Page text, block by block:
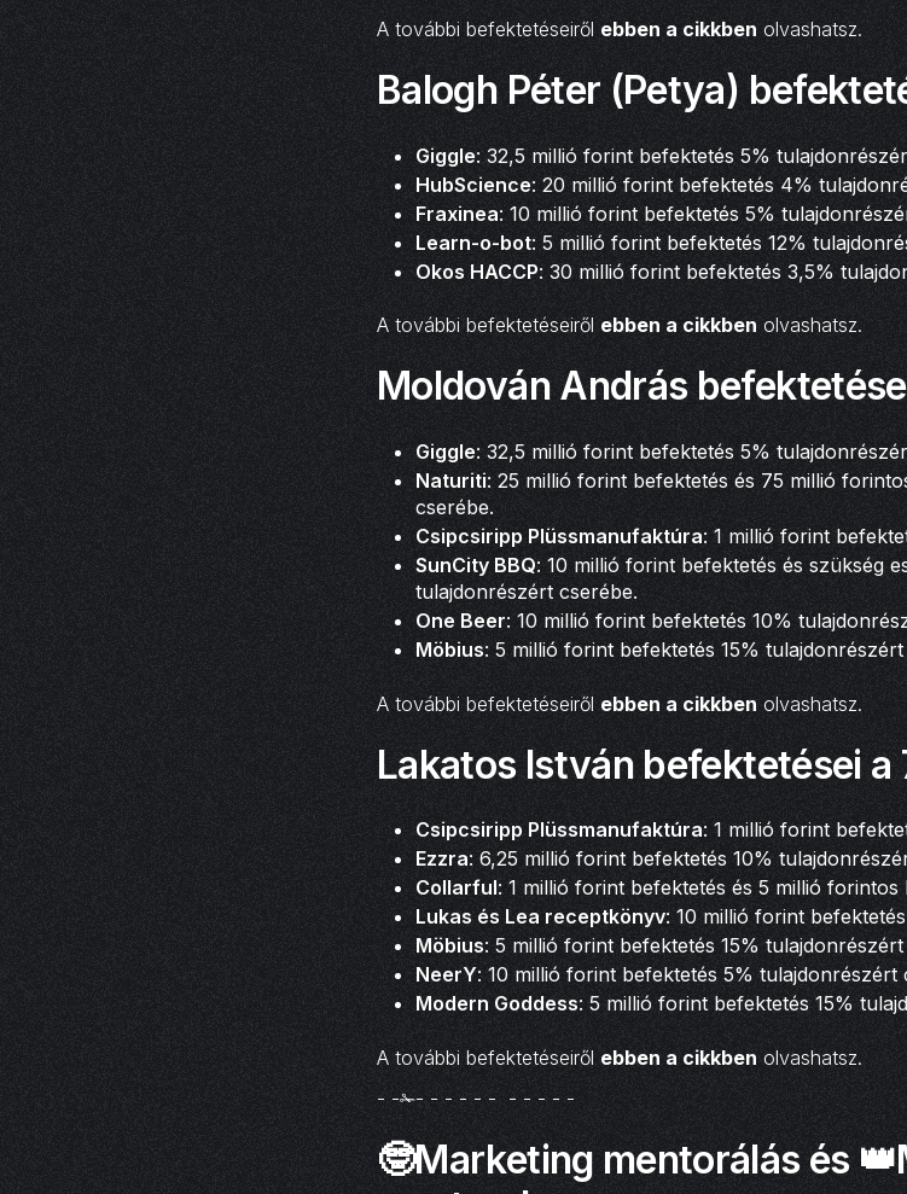
A további befektetéseiről ebben a cikkben olvashatsz.
Balogh Péter (Petya)
Giggle: 32,5 millió forint befektetés 5%
HubScience: 20 millió forint befektetés 4%
Fraxinea: 10 millió forint befektetés 5%
Learn-o-bot: 5 millió forint befektetés 12%
Okos HACCP: 30 millió forint befektetés 3,5%
A további befektetéseiről ebben a cikkben olvashatsz.
Moldován András
Giggle: 32,5 millió forint befektetés 5%
Naturiti: 25 millió forint befektetés és 75 millió
cserébe.
Csipcsiripp Plüssmanufaktúra: 1 millió forint
SunCity BBQ: 10 millió forint befektetés és szükség
tulajdonrészért cserébe.
One Beer: 10 millió forint befektetés 10%
Möbius: 5 millió forint befektetés 15%
A további befektetéseiről ebben a cikkben olvashatsz.
Lakatos István befektetései a
Csipcsiripp Plüssmanufaktúra: 1 millió forint
Ezzra: 6,25 millió forint befektetés 10%
Collarful: 1 millió forint befektetés és 5 millió
Lukas és Lea receptkönyv: 10 millió forint
Möbius: 5 millió forint befektetés 15%
NeerY: 10 millió forint befektetés 5% tulajdonrészért
Modern Goddess: 5 millió forint befektetés 15%
A további befektetéseiről ebben a cikkben olvashatsz.
- -✁- - - - - - - - - - -
🤓Marketing mentorálás és